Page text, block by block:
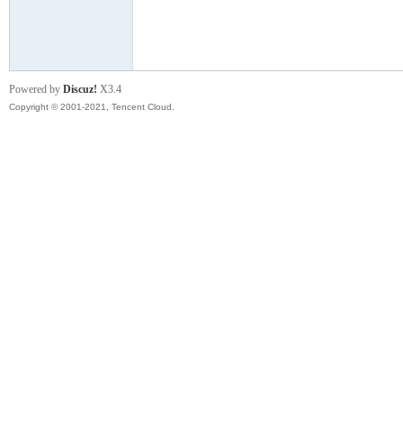
Powered by Discuz! X3.4
Copyright © 2001-2021, Tencent Cloud.